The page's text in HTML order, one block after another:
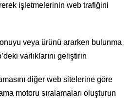
işletmelerinin web trafiğini
veya ürünü ararken bulunma
varlıklarını geliştirin
diğer web sitelerine göre
motoru sıralamaları oluşturun